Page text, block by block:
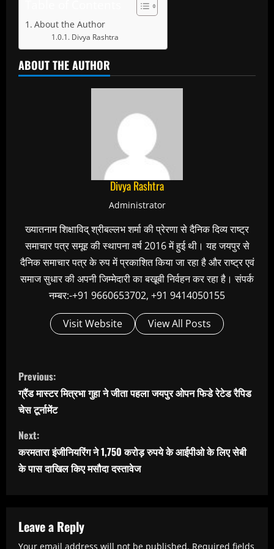
About the Author
Divya Rashtra
ABOUT THE AUTHOR
Divya Rashtra
Administrator
ख्यातनाम शिक्षाविद् श्रीबल्लभ शर्मा की प्रेरणा से दैनिक दिव्य राष्ट्र
समाचार पत्र समूह की स्थापना वर्ष 2016 में हुई थी। यह जयपुर से
दैनिक समाचार पत्र के रुप में प्रकाशित किया जा रहा है और राष्ट्र एवं
समाज सुधार की अपनी जिम्मेदारी का बखूबी निर्वहन कर रहा है। संपर्क
नम्बर:-+91 9660653702, +91 9414050155
Visit Website View All Posts
C
o
n
t
i
n
R
Previous:
ग्रैंड मास्टर मित्रभा गुहा ने जीता पहला जयपुर ओपन फिडे रेटेड रैपिड
चेस टूर्नामेंट
Next:
करमतारा इंजीनियरिंग ने 1,750 करोड़ रुपये के आईपीओ के लिए सेबी
के पास दाखिल किए मसौदा दस्तावेज
Leave a Reply
Your email address will not be published. Required fields